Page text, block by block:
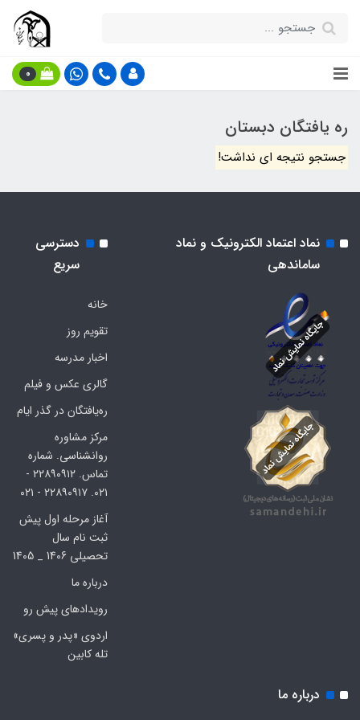
0
ره یافتگان دبستان
جستجو نتیجه ای نداشت!
نماد اعتماد الکترونیک و نماد
ساماندهی
دسترسی
سریع
خانه
تقویم روز
اخبار مدرسه
گالری عکس و فیلم
ره‌یافتگان در گذر ایام
مرکز مشاوره
روانشناسی. شماره
تماس. ۲۲۸۹۰۹۱۲ -
۰۲۱. ۲۲۸۹۰۹۱۷ - ۰۲۱
آغاز مرحله اول پیش
ثبت نام سال
تحصیلی 1406 _ 1405
درباره ما
رویدادهای پیش رو
اردوی «پدر و پسری»
تله کابین
درباره ما